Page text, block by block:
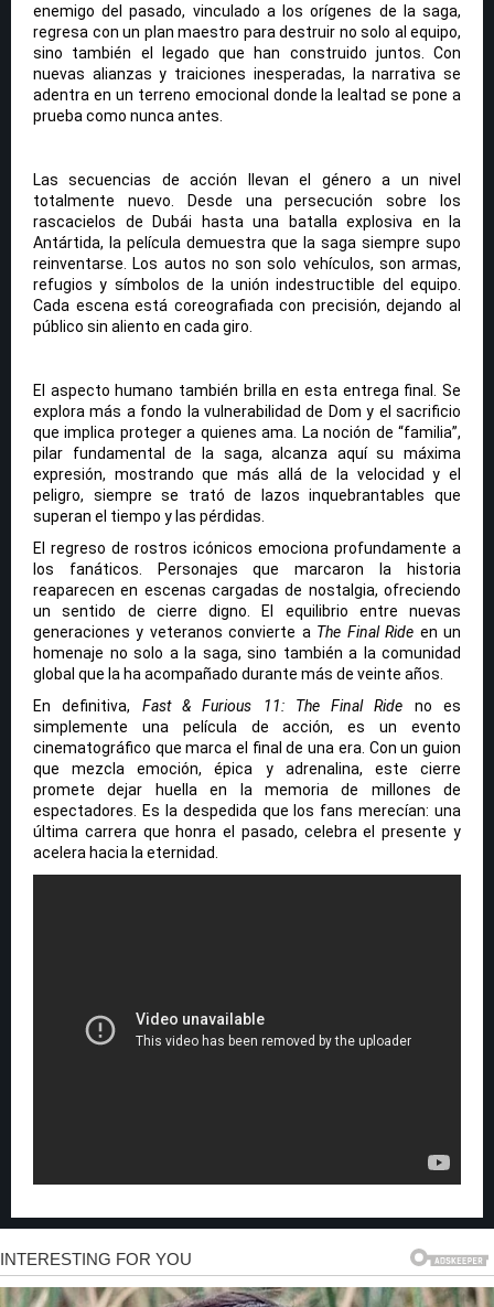
enemigo del pasado, vinculado a los orígenes de la saga,
regresa con un plan maestro para destruir no solo al equipo,
sino también el legado que han construido juntos. Con
nuevas alianzas y traiciones inesperadas, la narrativa se
adentra en un terreno emocional donde la lealtad se pone a
prueba como nunca antes.
Las secuencias de acción llevan el género a un nivel
totalmente nuevo. Desde una persecución sobre los
rascacielos de Dubái hasta una batalla explosiva en la
Antártida, la película demuestra que la saga siempre supo
reinventarse. Los autos no son solo vehículos, son armas,
refugios y símbolos de la unión indestructible del equipo.
Cada escena está coreografiada con precisión, dejando al
público sin aliento en cada giro.
El aspecto humano también brilla en esta entrega final. Se
explora más a fondo la vulnerabilidad de Dom y el sacrificio
que implica proteger a quienes ama. La noción de “familia”,
pilar fundamental de la saga, alcanza aquí su máxima
expresión, mostrando que más allá de la velocidad y el
peligro, siempre se trató de lazos inquebrantables que
superan el tiempo y las pérdidas.
El regreso de rostros icónicos emociona profundamente a
los fanáticos. Personajes que marcaron la historia
reaparecen en escenas cargadas de nostalgia, ofreciendo
un sentido de cierre digno. El equilibrio entre nuevas
generaciones y veteranos convierte a The Final Ride en un
homenaje no solo a la saga, sino también a la comunidad
global que la ha acompañado durante más de veinte años.
En definitiva, Fast & Furious 11: The Final Ride no es
simplemente una película de acción, es un evento
cinematográfico que marca el final de una era. Con un guion
que mezcla emoción, épica y adrenalina, este cierre
promete dejar huella en la memoria de millones de
espectadores. Es la despedida que los fans merecían: una
última carrera que honra el pasado, celebra el presente y
acelera hacia la eternidad.